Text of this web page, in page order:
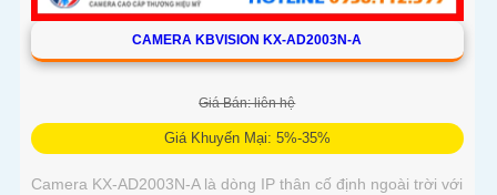
CAMERA KBVISION KX-AD2003N-A
Giá Bán: liên hệ
Giá Khuyến Mại: 5%-35%
Camera KX-AD2003N-A là dòng IP thân cố định ngoài trời với